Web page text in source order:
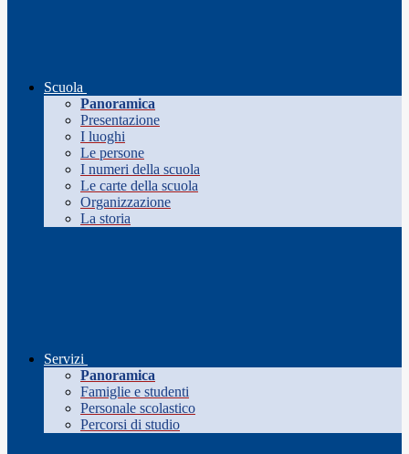
Scuola
Panoramica
Presentazione
I luoghi
Le persone
I numeri della scuola
Le carte della scuola
Organizzazione
La storia
Servizi
Panoramica
Famiglie e studenti
Personale scolastico
Percorsi di studio